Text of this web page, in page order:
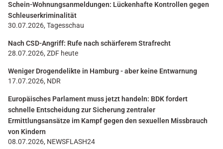
Schein-Wohnungsanmeldungen: Lückenhafte Kontrollen gegen
Schleuserkriminalität
30.07.2026, Tagesschau
Nach CSD-Angriff: Rufe nach schärferem Strafrecht
28.07.2026, ZDF heute
Weniger Drogendelikte in Hamburg - aber keine Entwarnung
17.07.2026, NDR
Europäisches Parlament muss jetzt handeln: BDK fordert
schnelle Entscheidung zur Sicherung zentraler
Ermittlungsansätze im Kampf gegen den sexuellen Missbrauch
von Kindern
08.07.2026, NEWSFLASH24